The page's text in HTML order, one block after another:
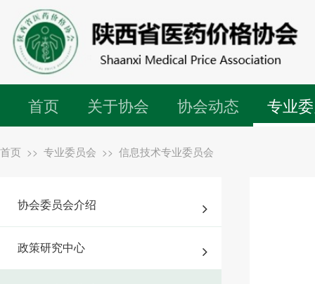
首页 关于协会 协会动态 专业
首页 >> 专业委员会 >> 信息技术专业委员会
协会委员会介绍
政策研究中心